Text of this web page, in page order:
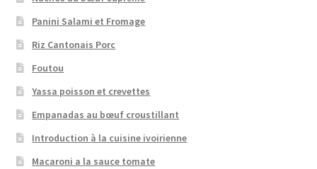
Panini Salami et Fromage
Riz Cantonais Porc
Foutou
Yassa poisson et crevettes
Empanadas au bœuf croustillant
Introduction à la cuisine ivoirienne
Macaroni a la sauce tomate